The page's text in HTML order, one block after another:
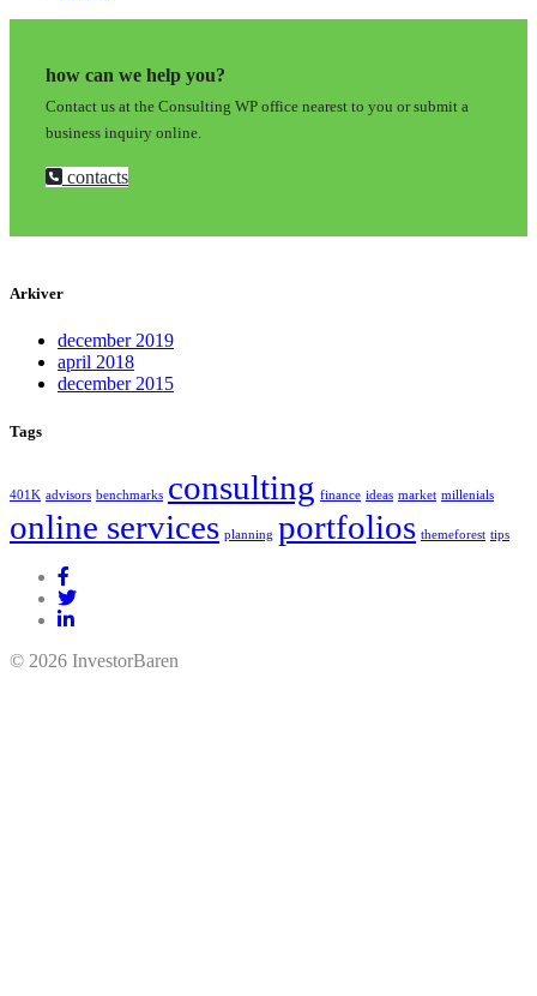
how can we help you?
Contact us at the Consulting WP office nearest to you or submit a
business inquiry online.
contacts
Arkiver
december 2019
april 2018
december 2015
Tags
401K advisors benchmarks consulting finance ideas market millenials
online services planning portfolios themeforest tips
© 2026 InvestorBaren